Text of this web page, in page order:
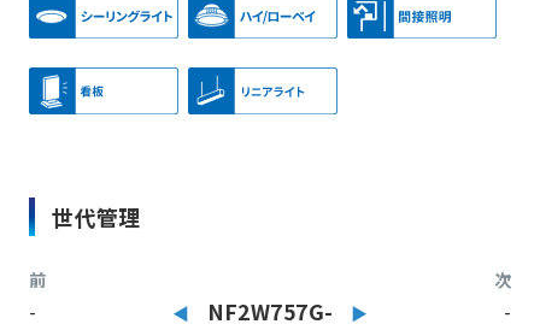
世代管理
前
-
NF2W757G-
次
-